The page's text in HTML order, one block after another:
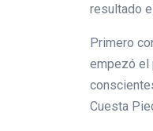
resultado
Primero
empezó el
Cuesta